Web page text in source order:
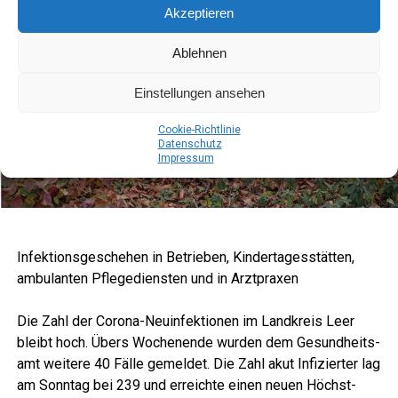
Akzeptieren
Ablehnen
Einstellungen ansehen
Coo­kie-Richt­li­nie
Daten­schutz
Impres­sum
Infek­ti­ons­ge­sche­hen in Betrie­ben, Kin­der­ta­ges­stät­ten,
ambu­lan­ten Pfle­ge­diens­ten und in Arztpraxen
Die Zahl der Coro­na-Neu­in­fek­tio­nen im Land­kreis Leer
bleibt hoch. Übers Wochen­en­de wur­den dem Gesund­heits­
amt wei­te­re 40 Fäl­le gemel­det. Die Zahl akut Infi­zier­ter lag
am Sonn­tag bei 239 und erreich­te einen neu­en Höchst­